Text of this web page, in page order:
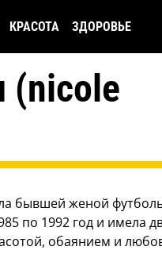
КРАСОТА ЗДОРОВЬЕ
(nicole
бывшей женой
по 1992 год и имела
обаянием и